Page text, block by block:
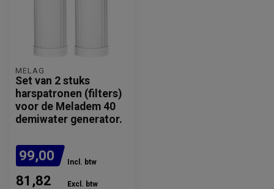
MELAG
Set van 2 stuks
harspatronen (filters)
voor de Meladem 40
demiwater generator.
99,00 Incl. btw
81,82 Excl. btw